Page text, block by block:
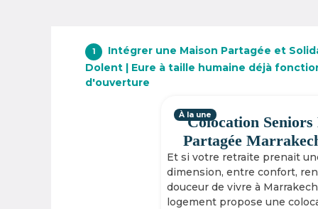
1
Intégrer une Maison Partagée et
Dolent | Eure à taille humaine déjà
d'ouverture
Colocation Seniors
Partagée
Et si votre retraite prenait
dimension, entre confort,
douceur de vivre à
logement propose une
À la une